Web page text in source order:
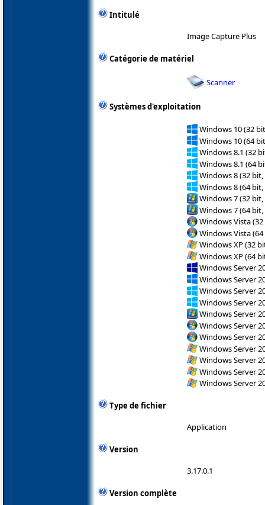
Intitulé
Image Capture Plus
Catégorie de matériel
Scanner
Systèmes d'exploitation
Windows 10 (32
Windows 10 (64
Windows 8.1 (32
Windows 8.1 (64
Windows 8 (32 bit,
Windows 8 (64 bit,
Windows 7 (32 bit,
Windows 7 (64 bit,
Windows Vista
Windows Vista
Windows XP (32
Windows XP (64
Windows Server
Windows Server
Windows Server
Windows Server
Windows Server
Windows Server
Windows Server
Windows Server
Windows Server
Windows Server
Windows Server
Type de fichier
Application
Version
3.17.0.1
Version complète